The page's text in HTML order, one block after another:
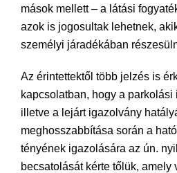
mások mellett – a látási
azok is jogosultak lehetnek,
személyi járadékában
Az érintettektől több jelzés is
kapcsolatban, hogy a
illetve a lejárt igazolvány
meghosszabbítása során a
tényének igazolására az ún.
becsatolását kérte tőlük, amely